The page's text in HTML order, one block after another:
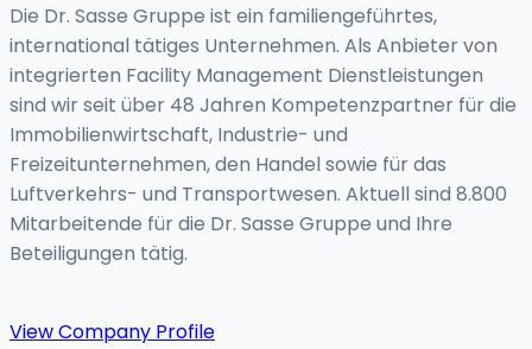
Die Dr. Sasse Gruppe ist ein familiengeführtes,
international tätiges Unternehmen. Als Anbieter von
integrierten Facility Management Dienstleistungen
sind wir seit über 48 Jahren Kompetenzpartner für die
Immobilienwirtschaft, Industrie- und
Freizeitunternehmen, den Handel sowie für das
Luftverkehrs- und Transportwesen. Aktuell sind 8.800
Mitarbeitende für die Dr. Sasse Gruppe und Ihre
Beteiligungen tätig.
View Company Profile